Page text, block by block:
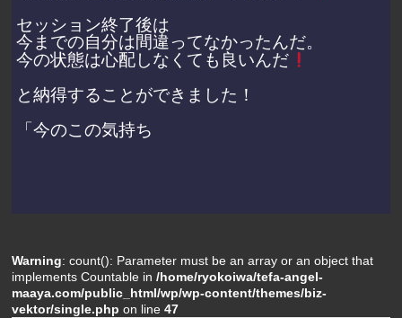
セッション終了後は
今までの自分は間違ってなかったんだ。
今の状態は心配しなくても良いんだ
と納得することができました！
「今のこの気持ち
Warning: count(): Parameter must be an array or an object that
implements Countable in/home/ryokoiwa/tefa-angel-
maaya.com/public_html/wp/wp-content/themes/biz-
vektor/single.php on line47